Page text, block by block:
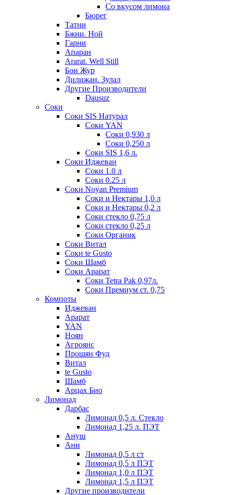
Со вкусом лимона
Бюрег
Татни
Бжни. Ной
Гарни
Апаран
Ararat. Well Still
Бон Жур
Дилижан. Зулал
Другие Производители
Dausuz
Соки
Соки SIS Натурал
Соки YAN
Соки 0,930 л
Соки 0,250 л
Соки SIS 1,6 л.
Соки Иджеван
Соки 1.0 л
Соки 0.25 л
Соки Noyan Premium
Соки и Нектары 1,0 л
Соки и Нектары 0,2 л
Соки стекло 0,75 л
Соки стекло 0,25 л
Соки Органик
Соки Витал
Соки te Gusto
Соки Шамб
Соки Арарат
Соки Tetra Pak 0,97л.
Соки Премиум ст. 0,75
Компоты
Иджеван
Арарат
YAN
Ноян
Агроянс
Прошян Фуд
Витал
te Gusto
Шамб
Арцах Био
Лимонад
Дарбас
Лимонад 0,5 л. Стекло
Лимонад 1,25 л. ПЭТ
Ануш
Ани
Лимонад 0,5 л ст
Лимонад 0,5 л ПЭТ
Лимонад 1,0 л ПЭТ
Лимонад 1,5 л ПЭТ
Другие производители